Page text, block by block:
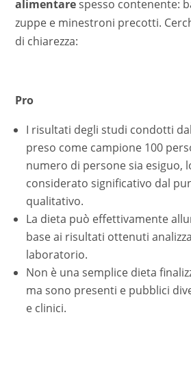
alimentarespesso contenente:
zuppe e minestroni precotti.
di chiarezza:
Pro
I risultati degli studi condotti
preso come campione 100
numero di persone sia esiguo,
considerato significativo dal
qualitativo.
La dieta può effettivamente
base ai risultati ottenuti
laboratorio.
Non è una semplice dieta
ma sono presenti e pubblici
e clinici.